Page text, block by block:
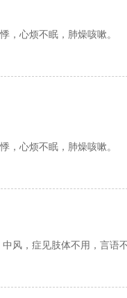
，心烦不眠，肺燥咳嗽。
，心烦不眠，肺燥咳嗽。
风，症见肢体不用，言语